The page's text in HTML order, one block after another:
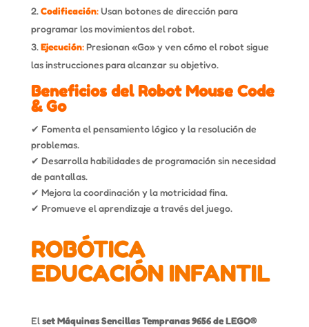
Codificación:Usan botones de dirección para
programar los movimientos del robot.
Ejecución:Presionan «Go» y ven cómo el robot sigue
las instrucciones para alcanzar su objetivo.
Beneficios del Robot Mouse Code
& Go
✔ Fomenta el pensamiento lógico y la resolución de
problemas.
✔ Desarrolla habilidades de programación sin necesidad
de pantallas.
✔ Mejora la coordinación y la motricidad fina.
✔ Promueve el aprendizaje a través del juego.
ROBÓTICA
EDUCACIÓN INFANTIL
Elset Máquinas Sencillas Tempranas 9656 de LEGO®